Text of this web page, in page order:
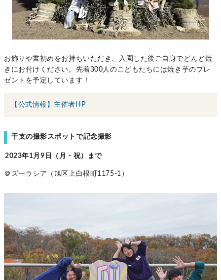
お飾りや書初めをお持ちいただき、入園した後ご自身でどんど焼
きにお付けください。先着300人のこどもたちには焼き芋のプレ
ゼントを予定しています！
【公式情報】主催者HP
干支の撮影スポットで記念撮影
2023年1月9日（月・祝）まで
＠ズーラシア（旭区上白根町1175-1）